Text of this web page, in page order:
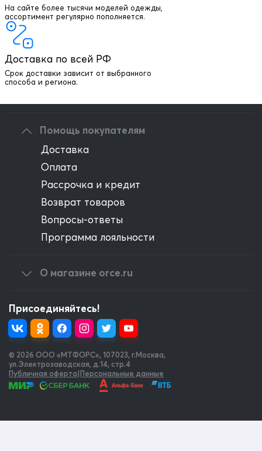
На сайте более тысячи моделей одежды,
ассортимент регулярно пополняется.
Доставка по всей РФ
Срок доставки зависит от выбранного
способа и региона.
+7 903 003 03 79
Написать директору
Помощь покупателям
Доставка
Оплата
Рассрочка и кредит
Возврат товаров
Вопросы-ответы
Программа лояльности
О магазине orce.ru
Присоединяйтесь!
© 2026 OOO «МТФОРС», 107023, г.Москва,
ул.Электрозаводская, д.14, стр.4
Публичная оферта|Персональные данные